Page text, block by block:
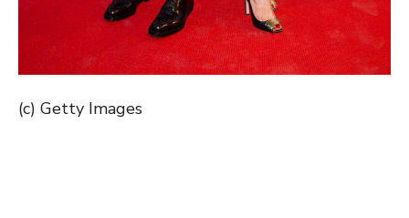
(c) Getty Images